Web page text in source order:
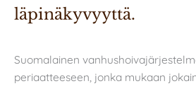
läpinäkyvyyttä.
Suomalainen
periaatteeseen, jonka mukaan